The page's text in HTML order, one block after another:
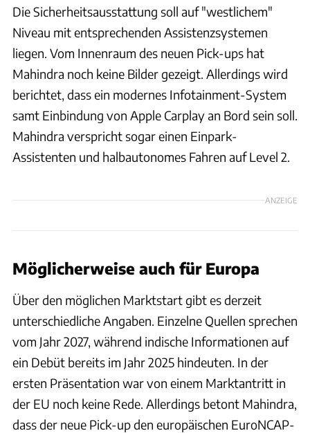
Die Sicherheitsausstattung soll auf "westlichem"
Niveau mit entsprechenden Assistenzsystemen
liegen. Vom Innenraum des neuen Pick-ups hat
Mahindra noch keine Bilder gezeigt. Allerdings wird
berichtet, dass ein modernes Infotainment-System
samt Einbindung von Apple Carplay an Bord sein soll.
Mahindra verspricht sogar einen Einpark-
Assistenten und halbautonomes Fahren auf Level 2.
ANZEIGE
Möglicherweise auch für Europa
Über den möglichen Marktstart gibt es derzeit
unterschiedliche Angaben. Einzelne Quellen sprechen
vom Jahr 2027, während indische Informationen auf
ein Debüt bereits im Jahr 2025 hindeuten. In der
ersten Präsentation war von einem Marktantritt in
der EU noch keine Rede. Allerdings betont Mahindra,
dass der neue Pick-up den europäischen EuroNCAP-